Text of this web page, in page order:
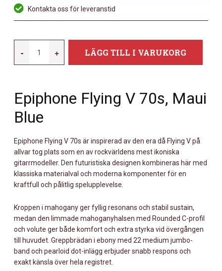
Kontakta oss för leveranstid
-
MAUI
BLUE
MÄNGD
+ LÄGG TILL I VARUKORG
Epiphone Flying V 70s, Maui
Blue
Epiphone Flying V 70s är inspirerad av den era då Flying V på
allvar tog plats som en av rockvärldens mest ikoniska
gitarrmodeller. Den futuristiska designen kombineras här med
klassiska materialval och moderna komponenter för en
kraftfull och pålitlig spelupplevelse.
Kroppen i mahogany ger fyllig resonans och stabil sustain,
medan den limmade mahoganyhalsen med Rounded C-profil
och volute ger både komfort och extra styrka vid övergången
till huvudet. Greppbrädan i ebony med 22 medium jumbo-
band och pearloid dot-inlägg erbjuder snabb respons och
exakt känsla över hela registret.